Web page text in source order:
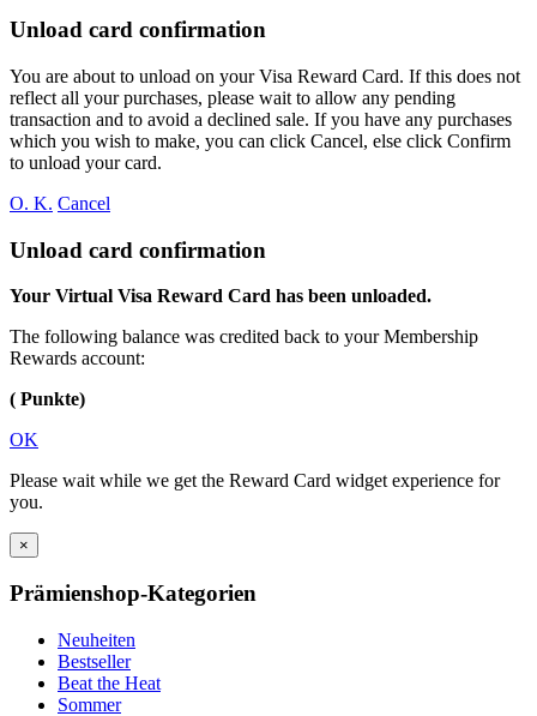
Unload card confirmation
You are about to unload on yourVisa Reward Card. If this does not
reflect all your purchases, please wait to allow any pending
transaction and to avoid a declined sale. If you have any purchases
which you wish to make, you can click Cancel, else click Confirm
to unload your card.
O. K. Cancel
Unload card confirmation
Your Virtual Visa Reward Card has been unloaded.
The following balance was credited back to your Membership
Rewards account:
( Punkte)
OK
Please wait while we get the Reward Card widget experience for
you.
×
Prämienshop-Kategorien
Neuheiten
Bestseller
Beat the Heat
Sommer